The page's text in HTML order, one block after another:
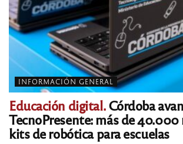
INFORMACIÓN GENERAL
Educación digital.Córdoba
TecnoPresente: más de
kits de robótica para escuelas